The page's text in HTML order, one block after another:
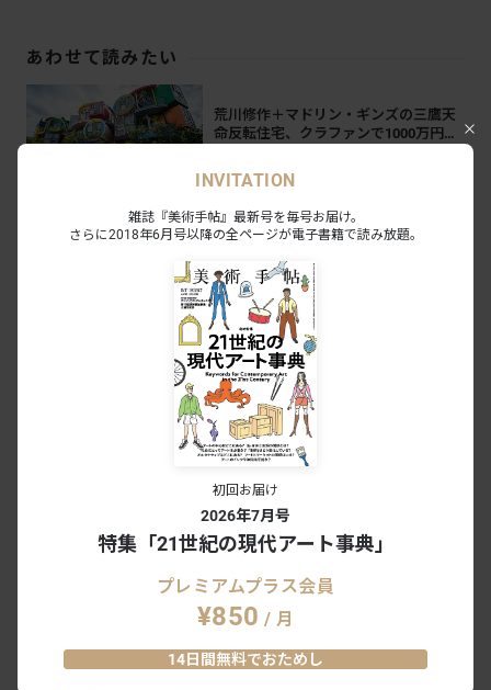
あわせて読みたい
荒川修作＋マドリン・ギンズの三鷹天
命反転住宅、クラファンで1000万円目
SCAI THE BATHHOUSEが第3のスペー
プン。こけら落としは荒川修作展
NEWS
荒川修作＋マドリン・ギンズの世界に
インスピレーションを得て。舞台作品
『パズル・クリーチャー』が瀬戸内・
豊島で上演
NEWS
荒川修作+マドリン・ギンズの三鷹天命
反転住宅でテレワークを。オフィス利
NEWS
ネオ・ダダの活動拠点が現代に蘇る。
ス「White House」をオープン
NEWS
INVITATION
雑誌『美術手帖』最新号を毎号お届け。
さらに2018年6月号以降の全ページが電子書籍で読み放題。
初回お届け
2026年7月号
特集「21世紀の現代アート事典」
プレミアムプラス会員
¥850 / 月
14日間無料でおためし